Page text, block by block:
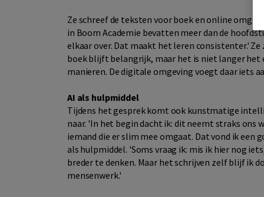
Ze schreef de teksten voor boek en online
in Boom Academie bevatten meer dan de
elkaar over. Dat maakt het leren consistenter.'
boek blijft belangrijk, maar het is niet langer het
manieren. De digitale omgeving voegt daar iets
AI als hulpmiddel
Tijdens het gesprek komt ook kunstmatige
naar. 'In het begin dacht ik: dit neemt straks ons
iemand die er slim mee omgaat. Dat vond ik een
als hulpmiddel. 'Soms vraag ik: mis ik hier nog
breder te denken. Maar het schrijven zelf blijf ik
mensenwerk.'